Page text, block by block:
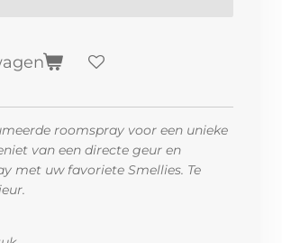
roomspray voor een unieke
van een directe geur en
met uw favoriete Smellies. Te